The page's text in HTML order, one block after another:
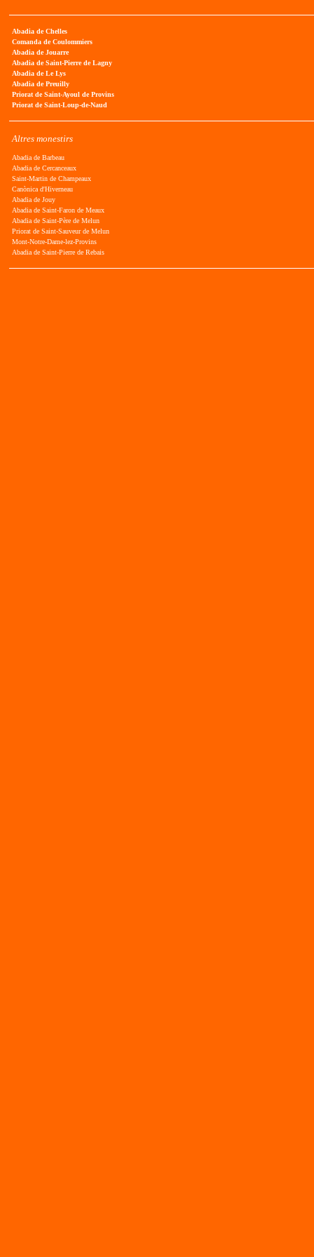
Abadia de Chelles
Comanda de Coulommiers
Abadia de Jouarre
Abadia de Saint-Pierre de Lagny
Abadia de Le Lys
Abadia de Preuilly
Priorat de Saint-Ayoul de Provins
Priorat de Saint-Loup-de-Naud
Altres monestirs
Abadia de Barbeau
Abadia de Cercanceaux
Saint-Martin de Champeaux
Canònica d'Hiverneau
Abadia de Jouy
Abadia de Saint-Faron de Meaux
Abadia de Saint-Père de Melun
Priorat de Saint-Sauveur de Melun
Mont-Notre-Dame-lez-Provins
Abadia de Saint-Pierre de Rebais